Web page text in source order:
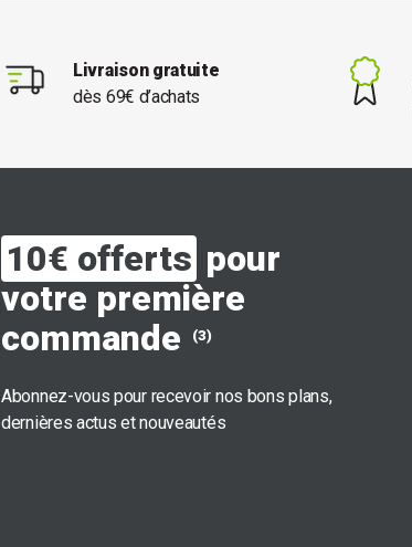
Livraison gratuite
dès 69€ d’achats
10€ offerts pour
votre première
commande
(3)
Abonnez-vous pour recevoir nos bons plans,
dernières actus et nouveautés